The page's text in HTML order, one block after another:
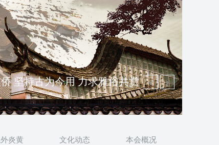
坚持古为今用 力求雅俗共赏
介绍民族瑰宝 宣传中华精英
炎黄 文化动态 本会概况